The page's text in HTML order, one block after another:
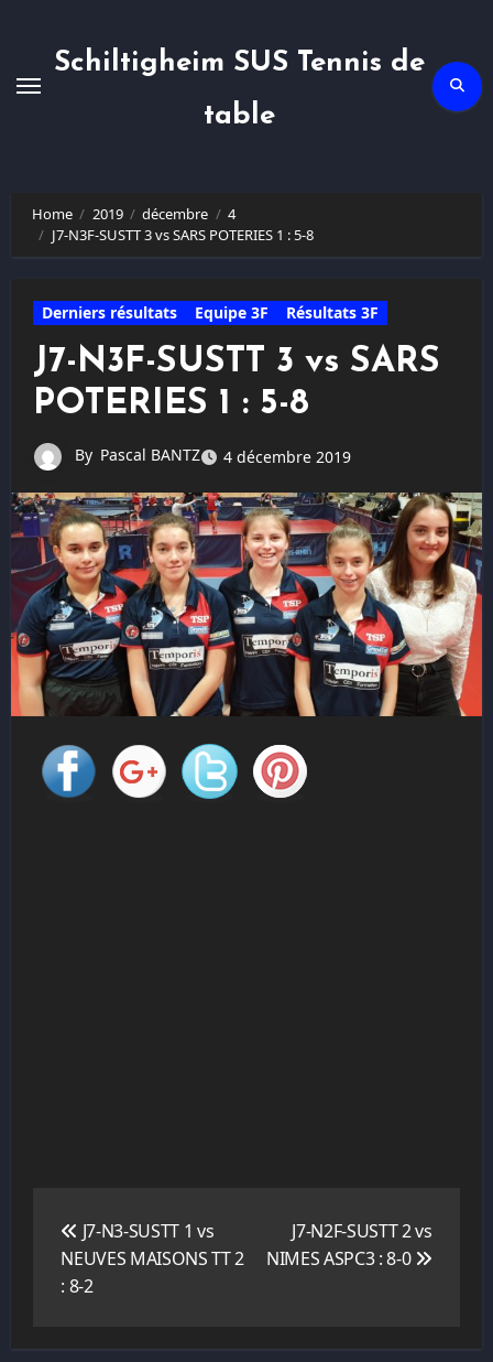
Schiltigheim SUS Tennis de
table
Home 2019 décembre
4
J7-N3F-SUSTT 3 vs SARS POTERIES 1 : 5-8
Derniers résultats Equipe 3F Résultats 3F
J7-N3F-SUSTT 3 vs SARS
POTERIES 1 : 5-8
By Pascal BANTZ 4 décembre 2019
l’article
J7-N3-SUSTT 1 vs
NEUVES MAISONS TT 2
: 8-2
J7-N2F-SUSTT 2 vs
NIMES ASPC3 : 8-0